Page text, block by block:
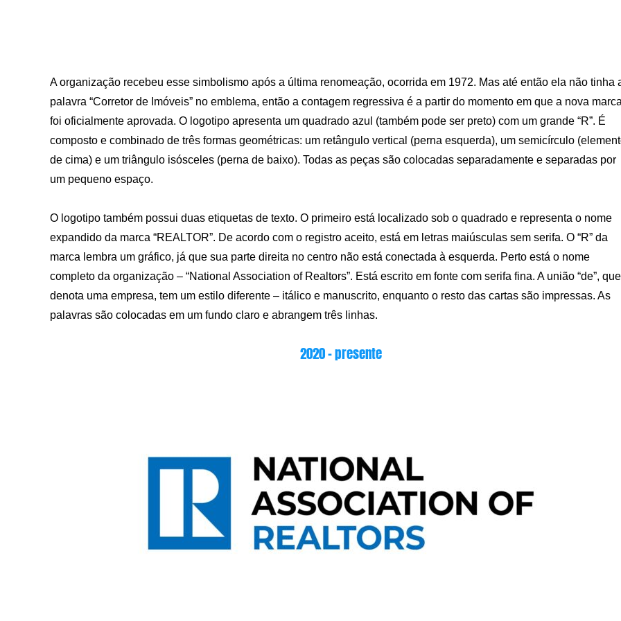
A organização recebeu esse simbolismo após a última renomeação, ocorrida em 1972. Mas até então ela não tinha
palavra “Corretor de Imóveis” no emblema, então a contagem regressiva é a partir do momento em que a nova
foi oficialmente aprovada. O logotipo apresenta um quadrado azul (também pode ser preto) com um grande “R”. É
composto e combinado de três formas geométricas: um retângulo vertical (perna esquerda), um semicírculo
de cima) e um triângulo isósceles (perna de baixo). Todas as peças são colocadas separadamente e separadas por
um pequeno espaço.
O logotipo também possui duas etiquetas de texto. O primeiro está localizado sob o quadrado e representa o nome
expandido da marca “REALTOR”. De acordo com o registro aceito, está em letras maiúsculas sem serifa. O “R” da
marca lembra um gráfico, já que sua parte direita no centro não está conectada à esquerda. Perto está o nome
completo da organização – “National Association of Realtors”. Está escrito em fonte com serifa fina. A união “de”, que
denota uma empresa, tem um estilo diferente – itálico e manuscrito, enquanto o resto das cartas são impressas. As
palavras são colocadas em um fundo claro e abrangem três linhas.
2020 – presente